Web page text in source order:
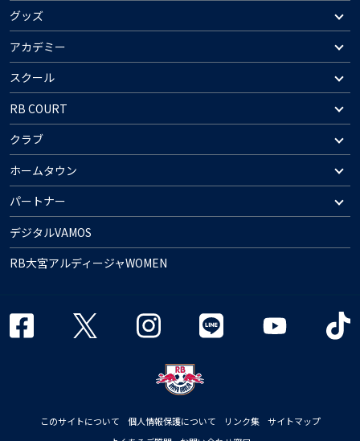
グッズ
アカデミー
スクール
RB COURT
クラブ
ホームタウン
パートナー
デジタルVAMOS
RB大宮アルディージャWOMEN
このサイトについて 個人情報保護について リンク集
サイトマップ